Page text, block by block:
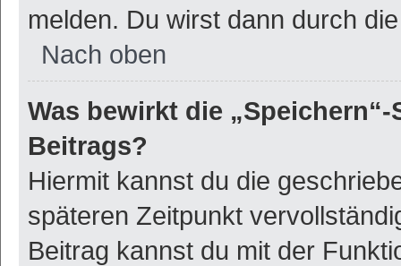
melden. Du wirst dann durch
Nach oben
Was bewirkt die
Beitrags?
Hiermit kannst du die
späteren Zeitpunkt
Beitrag kannst du mit der